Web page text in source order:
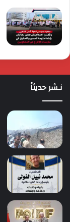
نـشر حديثاً